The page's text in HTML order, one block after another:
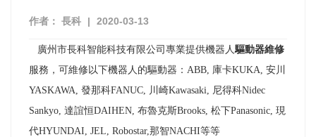
作者： 長科 | 2020-03-13
廣州市長科智能科技有限公司專業提供機器人驅動器維修
服務， 可維修以下機器人的驅動器：ABB, 庫卡KUKA, 安川
YASKAWA, 發那科FANUC, 川崎Kawasaki, 尼得科Nidec
Sankyo, 達誼恒DAIHEN, 布魯克斯Brooks, 松下Panasonic, 現
代HYUNDAI, JEL, Robostar,那智NACHI等等